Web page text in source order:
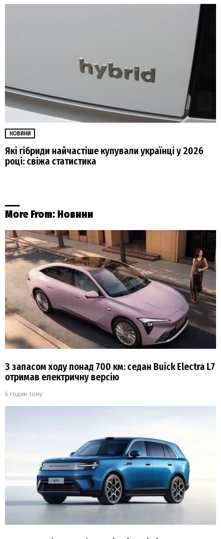
НОВИНИ
Які гібриди найчастіше купували українці у 2026
році: свіжа статистика
More From: Новини
З запасом ходу понад 700 км: седан Buick Electra L7
отримав електричну версію
6 годин тому